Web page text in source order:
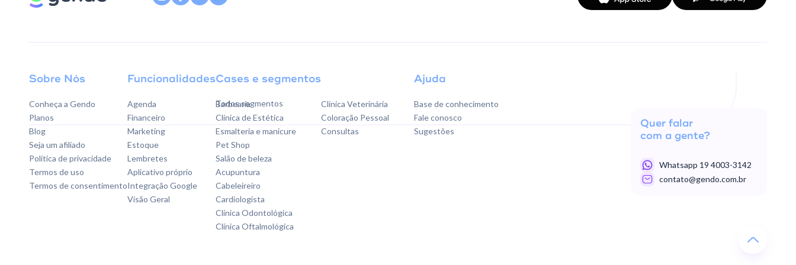
Sobre Nós
Conheça a Gendo
Planos
Blog
Seja um afiliado
Política de privacidade
Termos de uso
Termos de consentimento
Funcionalidades
Agenda
Financeiro
Marketing
Estoque
Lembretes
Aplicativo próprio
Integração Google
Visão Geral
Cases e segmentos
Todos segmentos
Barbearia
Clínica de Estética
Esmalteria e manicure
Pet Shop
Salão de beleza
Acupuntura
Cabeleireiro
Cardiologista
Clínica Odontológica
Clínica Oftalmológica
Clínica Veterinária
Coloração Pessoal
Consultas
Ajuda
Base de conhecimento
Fale conosco
Sugestões
Quer falar
com a gente?
Whatsapp 19 4003-3142
contato@gendo.com.br